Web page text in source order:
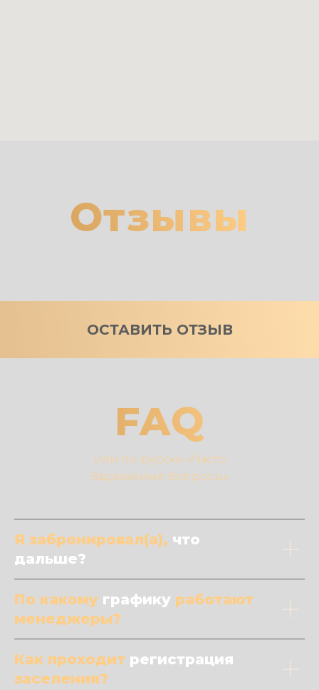
Отзывы
ОСТАВИТЬ ОТЗЫВ
FAQ
или по-русски «Часто
Задаваемые Вопросы»
Я забронировал(а), что
дальше?
По какому графику работают
менеджеры?
Как проходит регистрация
заселения?